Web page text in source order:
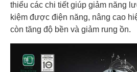
thiểu các chi tiết giúp giảm năng
kiệm được điện năng, nâng cao
còn tăng độ bền và giảm rung ồn.